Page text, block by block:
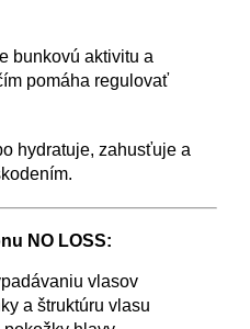
bunkovú aktivitu a
pomáha regulovať
hydratuje, zahusťuje a
NO LOSS:
vlasov
a štruktúru vlasu